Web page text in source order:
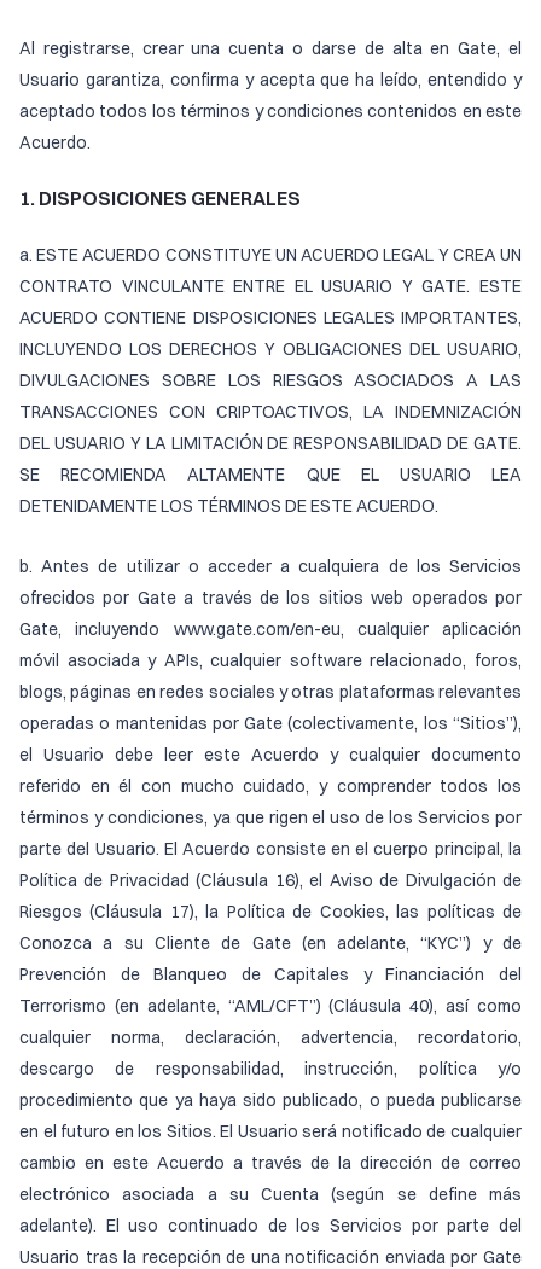
Al registrarse, crear una cuenta o darse de alta en Gate, el
Usuario garantiza, confirma y acepta que ha leído, entendido y
aceptado todos los términos y condiciones contenidos en este
Acuerdo.
1. DISPOSICIONES GENERALES
a. ESTE ACUERDO CONSTITUYE UN ACUERDO LEGAL Y CREA UN
CONTRATO VINCULANTE ENTRE EL USUARIO Y GATE. ESTE
ACUERDO CONTIENE DISPOSICIONES LEGALES IMPORTANTES,
INCLUYENDO LOS DERECHOS Y OBLIGACIONES DEL USUARIO,
DIVULGACIONES SOBRE LOS RIESGOS ASOCIADOS A LAS
TRANSACCIONES CON CRIPTOACTIVOS, LA INDEMNIZACIÓN
DEL USUARIO Y LA LIMITACIÓN DE RESPONSABILIDAD DE GATE.
SE RECOMIENDA ALTAMENTE QUE EL USUARIO LEA
DETENIDAMENTE LOS TÉRMINOS DE ESTE ACUERDO.
b. Antes de utilizar o acceder a cualquiera de los Servicios
ofrecidos por Gate a través de los sitios web operados por
Gate, incluyendo www.gate.com/en-eu, cualquier aplicación
móvil asociada y APIs, cualquier software relacionado, foros,
blogs, páginas en redes sociales y otras plataformas relevantes
operadas o mantenidas por Gate (colectivamente, los “Sitios”),
el Usuario debe leer este Acuerdo y cualquier documento
referido en él con mucho cuidado, y comprender todos los
términos y condiciones, ya que rigen el uso de los Servicios por
parte del Usuario. El Acuerdo consiste en el cuerpo principal, la
Política de Privacidad (Cláusula 16), el Aviso de Divulgación de
Riesgos (Cláusula 17), la Política de Cookies, las políticas de
Conozca a su Cliente de Gate (en adelante, “KYC”) y de
Prevención de Blanqueo de Capitales y Financiación del
Terrorismo (en adelante, “AML/CFT”) (Cláusula 40), así como
cualquier norma, declaración, advertencia, recordatorio,
descargo de responsabilidad, instrucción, política y/o
procedimiento que ya haya sido publicado, o pueda publicarse
en el futuro en los Sitios. El Usuario será notificado de cualquier
cambio en este Acuerdo a través de la dirección de correo
electrónico asociada a su Cuenta (según se define más
adelante). El uso continuado de los Servicios por parte del
Usuario tras la recepción de una notificación enviada por Gate